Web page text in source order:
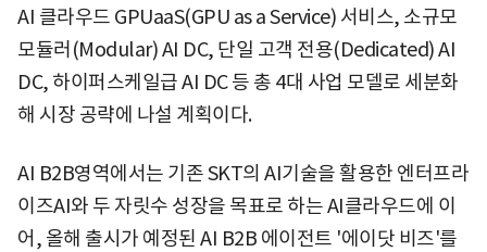
AI 클라우드 GPUaaS(GPU as a Service) 서비스, 소규모
모듈러(Modular) AI DC, 단일 고객 전용(Dedicated) AI
DC, 하이퍼스케일급 AI DC 등 총 4대 사업 모델로 세분화
해 시장 공략에 나설 계획이다.
AI B2B영역에서는 기존 SKT의 AI기술을 활용한 엔터프라
이즈AI와 두 자릿수 성장을 목표로 하는 AI클라우드에 이
어, 올해 출시가 예정된 AI B2B 에이전트 '에이닷 비즈'를